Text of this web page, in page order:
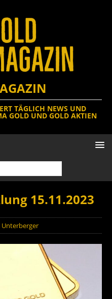
TÄGLICH NEWS UND
GOLD UND GOLD AKTIEN
15.11.2023
Unterberger